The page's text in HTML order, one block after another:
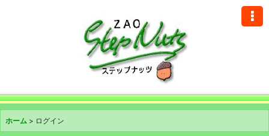
ホーム > ログイン